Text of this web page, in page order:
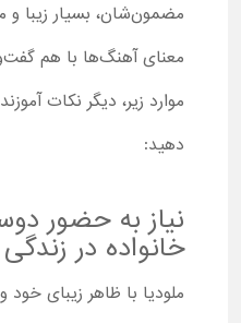
مضمون‌شان، بسیار زیبا و
معنای آهنگ‌ها با هم
موارد زیر، دیگر نکات
دهید:
نیاز به حضور
خانواده در زندگی
ملودیا با ظاهر زیبای